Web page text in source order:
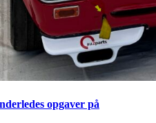
opgaver på